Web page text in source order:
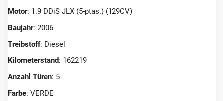
Motor: 1.9 DDiS JLX (5-ptas.) (129CV)
Baujahr: 2006
Treibstoff: Diesel
Kilometerstand: 162219
Anzahl Türen: 5
Farbe: VERDE